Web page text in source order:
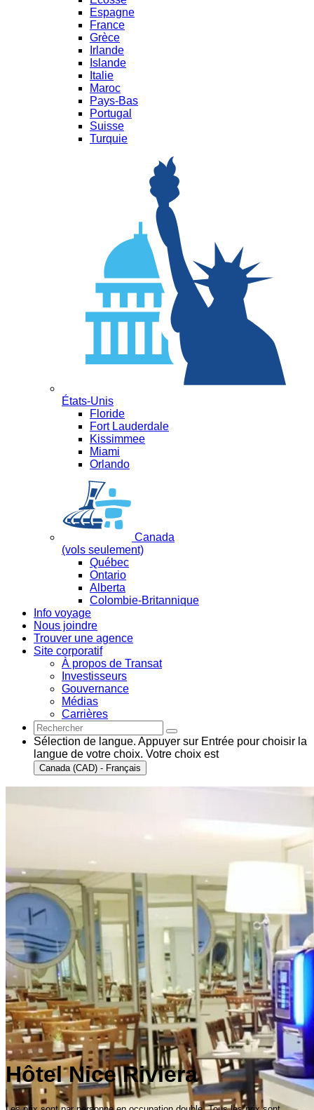
Espagne
France
Grèce
Irlande
Islande
Italie
Maroc
Pays-Bas
Portugal
Suisse
Turquie
États-Unis
Floride
Fort Lauderdale
Kissimmee
Miami
Orlando
Canada
(vols seulement)
Québec
Ontario
Alberta
Colombie-Britannique
Info voyage
Nous joindre
Trouver une agence
Site corporatif
À propos de Transat
Investisseurs
Gouvernance
Médias
Carrières
Sélection de langue. Appuyer sur Entrée pour choisir la
langue de votre choix. Votre choix est
Canada (CAD) - Français
Hôtel Nice Riviera